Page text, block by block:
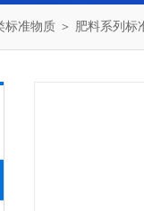
标准物质 ＞ 肥料系列标